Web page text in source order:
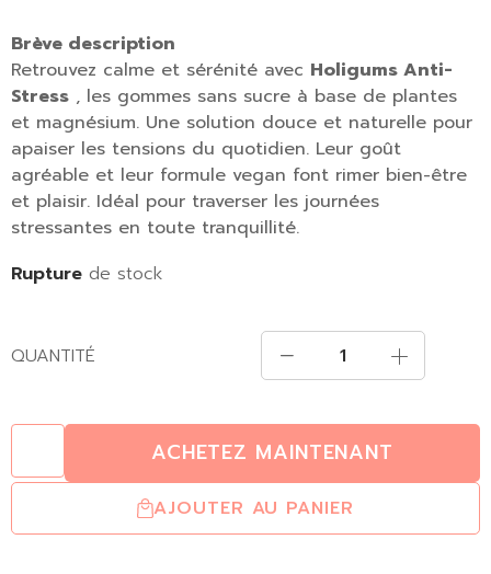
Brève description
Retrouvez calme et sérénité avec Holigums Anti-
Stress , les gommes sans sucre à base de plantes
et magnésium. Une solution douce et naturelle pour
apaiser les tensions du quotidien. Leur goût
agréable et leur formule vegan font rimer bien-être
et plaisir. Idéal pour traverser les journées
stressantes en toute tranquillité.
Rupture de stock
QUANTITÉ
AJOUTER AU PANIER
ACHETEZ MAINTENANT